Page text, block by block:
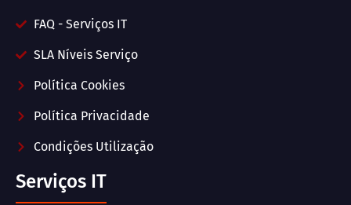
FAQ - Serviços IT
SLA Níveis Serviço
Política Cookies
Política Privacidade
Condições Utilização
Serviços IT